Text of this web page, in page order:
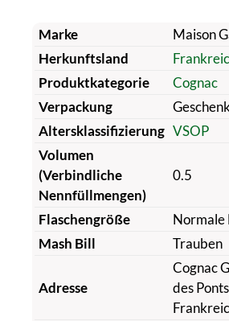
Marke
Maison
Herkunftsland
Produktkategorie
Cognac
Verpackung
Altersklassifizierung VSOP
Volumen
(Verbindliche
Nennfüllmengen)
0.5
Flaschengröße
Normale
Mash Bill
Trauben
Adresse
Cognac
des